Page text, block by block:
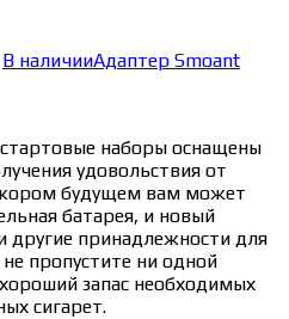
В наличииАдаптер Smoant
наборы оснащены
удовольствия от
будущем вам может
батарея, и новый
другие принадлежности для
пропустите ни одной
запас необходимых
сигарет.